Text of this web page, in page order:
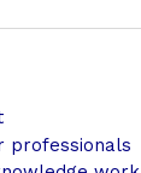
professionals